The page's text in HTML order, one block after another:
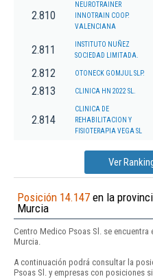
2.810
NEUROTRAINER
INNOTRAIN COOP.
VALENCIANA
2.811
INSTITUTO NUÑEZ
SOCIEDAD LIMITADA.
2.812 OTONECK GOMJUL SLP.
2.813 CLINICA HN 2022 SL.
2.814
CLINICA DE
REHABILITACION Y
FISIOTERAPIA VEGA SL
Ver
Posición 14.147 en la
Murcia
Centro Medico Psoas Sl. se encuentra
Murcia.
A continuación podrá consultar la
Psoas Sl. y empresas con posiciones